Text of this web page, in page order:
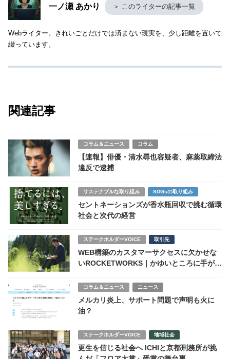
一ノ瀬 あかり ＞ このライターの記事一覧
Webライター。きれいごとだけでは済まない現実を、少し距離を置いて
綴っています。
関連記事
コラム＆ニュース コラム
【速報】俳優・清水尋也容疑者、麻薬取締法
違反で逮捕
サステナブルな取り組み SDGsの取り組み
セントネーションズが香水瓶回収で挑む循環
社会と次代の経営
ステークホルダーVOICE 取引先
WEB構築のカスタマーサクセスに欠かせな
いROCKETWORKS｜かゆいところに手が届
ューション
コラム＆ニュース ニュース
メルカリ炎上、サポート問題で声明も火に
油？
ステークホルダーVOICE 地域社会
更生を信じる社会へ ICHIと京都刑務所が挑